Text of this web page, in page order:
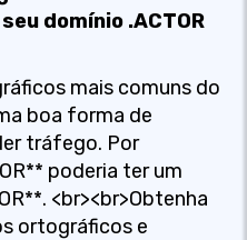
domínio .ACTOR
mais comuns do
boa forma de
tráfego. Por
poderia ter um
<br><br>Obtenha
ortográficos e